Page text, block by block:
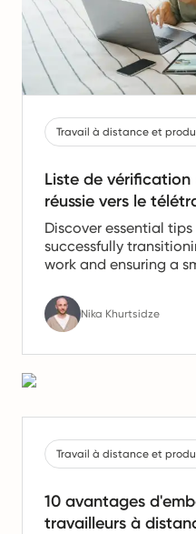
Travail à distance et
Liste de
réussie vers le
Discover essential
successfully
work and ensuring a
Nika Khurtsidze
Travail à distance et
10 avantages
travailleurs à